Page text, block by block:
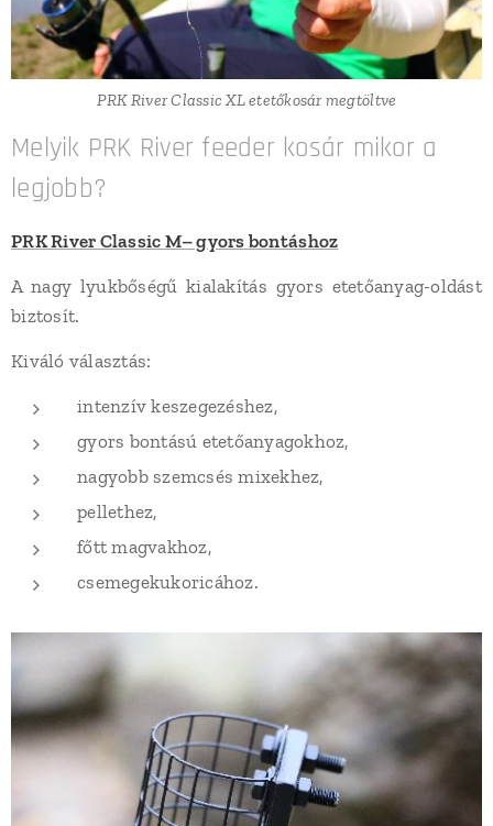
PRK River Classic XL etetőkosár megtöltve
Melyik PRK River feeder kosár mikor a
legjobb?
PRK River Classic M– gyors bontáshoz
A nagy lyukbőségű kialakítás gyors etetőanyag-oldást
biztosít.
Kiváló választás:
intenzív keszegezéshez,
gyors bontású etetőanyagokhoz,
nagyobb szemcsés mixekhez,
pellethez,
főtt magvakhoz,
csemegekukoricához.